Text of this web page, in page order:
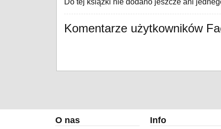
Do tej książki nie dodano jeszcze ani
Komentarze użytkowników
O nas Info